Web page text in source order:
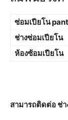
ซ่อมเปียโน
ช่างซ่อมเปียโน
ห้องซ้อมเปียโน
สามารถติดต่อ ช่